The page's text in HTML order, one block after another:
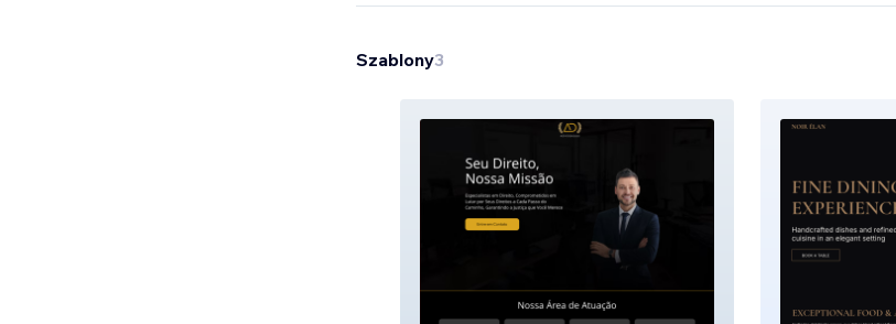
Szablony3